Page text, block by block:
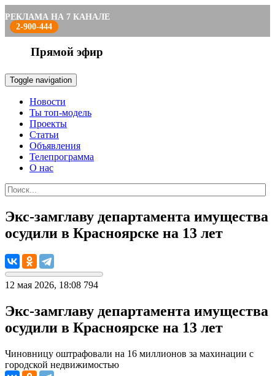
РЕКЛАМА НА 7 КАНАЛЕ
2-900-444
Прямой эфир
Toggle navigation
Новости
Ты топ-модель
Проекты
Статьи
Объявления
Телепрограмма
О нас
Экс-замглаву департамента имущества
осудили в Красноярске на 13 лет
12 мая 2026, 18:08 794
Экс-замглаву департамента имущества
осудили в Красноярске на 13 лет
Чиновницу оштрафовали на 16 миллионов за махинации с
городской недвижимостью